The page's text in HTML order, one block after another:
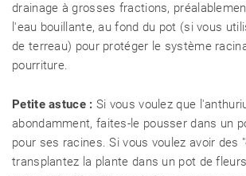
drainage à grosses fractions,
l'eau bouillante, au fond du pot (si vous
de terreau) pour protéger le système
pourriture.
Petite astuce : Si vous voulez que
abondamment, faites-le pousser dans un
pour ses racines. Si vous voulez avoir des
transplantez la plante dans un pot de
MODE DE
RECETTES